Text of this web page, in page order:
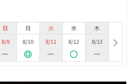
日
8/9
月
8/10
火
8/11
水
8/12
木
8/13